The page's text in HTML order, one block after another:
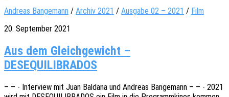
Andreas Bangemann / Archiv 2021 / Ausgabe 02 – 2021 / Film
20. September 2021
Aus dem Gleichgewicht –
DESEQUILIBRADOS
– – - Inter­view mit Juan Bald­a­na und Andre­as Bange­mann – – - 2021